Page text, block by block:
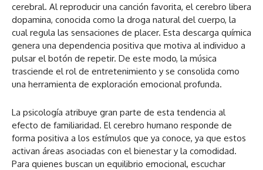
cerebral. Al reproducir una canción favorita, el cerebro libera
dopamina, conocida como la droga natural del cuerpo, la
cual regula las sensaciones de placer. Esta descarga química
genera una dependencia positiva que motiva al individuo a
pulsar el botón de repetir. De este modo, la música
trasciende el rol de entretenimiento y se consolida como
una herramienta de exploración emocional profunda.
La psicología atribuye gran parte de esta tendencia al
efecto de familiaridad. El cerebro humano responde de
forma positiva a los estímulos que ya conoce, ya que estos
activan áreas asociadas con el bienestar y la comodidad.
Para quienes buscan un equilibrio emocional, escuchar